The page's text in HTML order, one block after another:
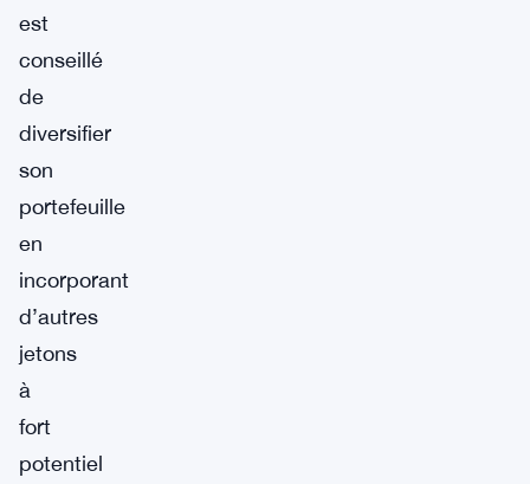
est
conseillé
de
diversifier
son
portefeuille
en
incorporant
d’autres
jetons
à
fort
potentiel